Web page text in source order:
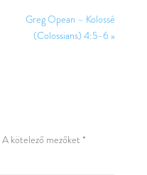
Greg Opean – Kolossé
(Colossians) 4:5-6 »
A kötelező mezőket *